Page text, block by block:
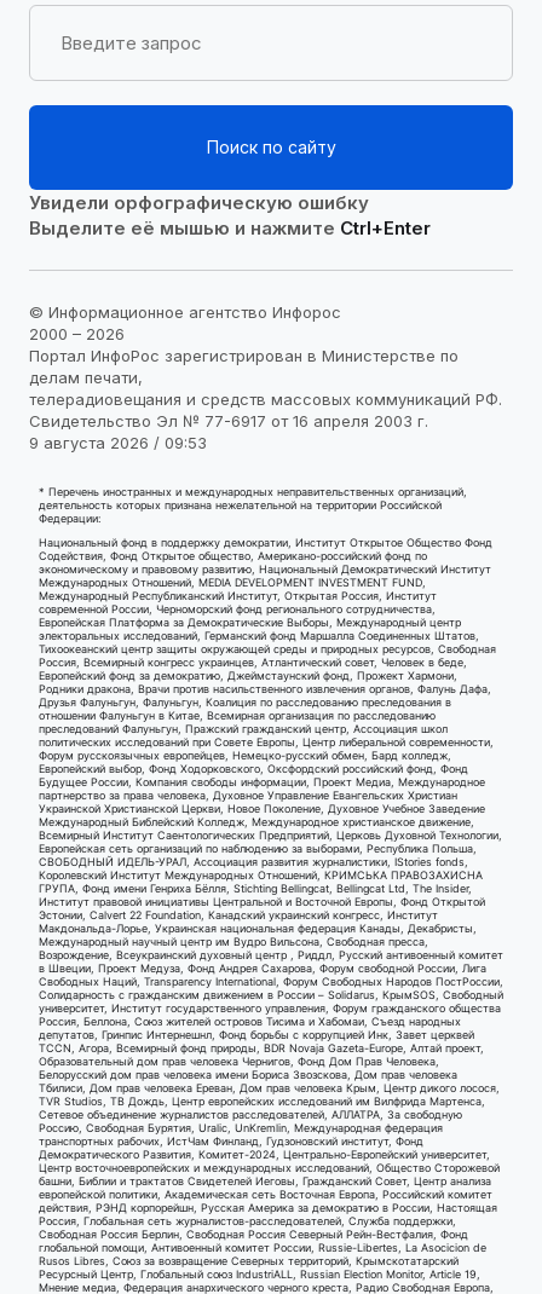
Поиск по сайту
Увидели орфографическую ошибку
Выделите её мышью и нажмите Ctrl+Enter
© Информационное агентство Инфорос
2000 – 2026
Портал ИнфоРос зарегистрирован в Министерстве по
делам печати,
телерадиовещания и средств массовых коммуникаций РФ.
Свидетельство Эл № 77-6917 от 16 апреля 2003 г.
9 августа 2026 / 09:53